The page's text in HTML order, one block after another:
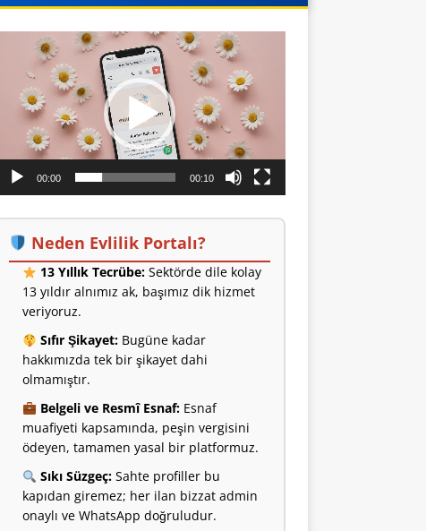
oynatıcı
00:00 00:10
Neden Evlilik Portalı?
13 Yıllık Tecrübe:Sektörde dile kolay
13 yıldır alnımız ak, başımız dik hizmet
veriyoruz.
Sıfır Şikayet:Bugüne kadar
hakkımızda tek bir şikayet dahi
olmamıştır.
Belgeli ve Resmî Esnaf:Esnaf
muafiyeti kapsamında, peşin vergisini
ödeyen, tamamen yasal bir platformuz.
Sıkı Süzgeç:Sahte profiller bu
kapıdan giremez; her ilan bizzat admin
onaylı ve WhatsApp doğruludur.